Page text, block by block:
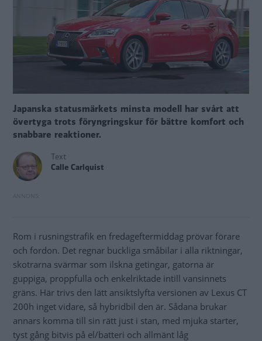
Japanska statusmärkets minsta modell har svårt att
övertyga trots föryngringskur för bättre komfort och
snabbare reaktioner.
Text
Calle Carlquist
Rom i rusningstrafik en fredageftermiddag prövar förare
och fordon. Det regnar buckliga småbilar i alla riktningar,
skotrarna svärmar som ilskna getingar, gatorna är
guppiga, proppfulla och enkelriktade intill vansinnets
gräns. Här trivs den lätt ansiktslyfta versionen av Lexus CT
200h inget vidare, så hybridbil den är. Sådana brukar
annars komma till sin rätt just i stan, med mjuka starter,
tyst gång bitvis på el/batteri och allmänt låg